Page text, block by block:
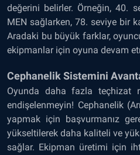
değerini belirler. Örneğin, 40.
MEN sağlarken, 78. seviye bir
Aradaki bu büyük farklar,
ekipmanlar için oyuna devam
Cephanelik Sistemini
Oyunda daha fazla teçhizat
endişelenmeyin! Cephanelik
yapmak için başvurmanız
yükseltilerek daha kaliteli ve
sağlar. Ekipman üretimi için